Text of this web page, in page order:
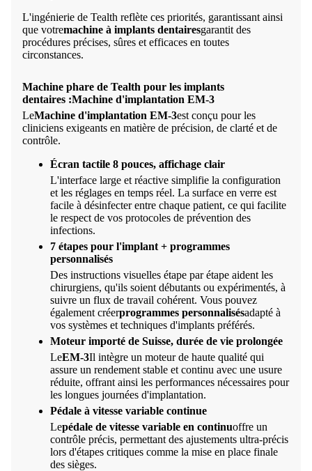
L'ingénierie de Tealth reflète ces priorités, garantissant ainsi
que votremachine à implants dentairesgarantit des
procédures précises, sûres et efficaces en toutes
circonstances.
Machine phare de Tealth pour les implants
dentaires :Machine d'implantation EM-3
LeMachine d'implantation EM-3est conçu pour les
cliniciens exigeants en matière de précision, de clarté et de
contrôle.
Écran tactile 8 pouces, affichage clair
L'interface large et réactive simplifie la configuration
et les réglages en temps réel. La surface en verre est
facile à désinfecter entre chaque patient, ce qui facilite
le respect de vos protocoles de prévention des
infections.
7 étapes pour l'implant + programmes
personnalisés
Des instructions visuelles étape par étape aident les
chirurgiens, qu'ils soient débutants ou expérimentés, à
suivre un flux de travail cohérent. Vous pouvez
également créerprogrammes personnalisésadapté à
vos systèmes et techniques d'implants préférés.
Moteur importé de Suisse, durée de vie prolongée
LeEM-3Il intègre un moteur de haute qualité qui
assure un rendement stable et continu avec une usure
réduite, offrant ainsi les performances nécessaires pour
les longues journées d'implantation.
Pédale à vitesse variable continue
Lepédale de vitesse variable en continuoffre un
contrôle précis, permettant des ajustements ultra-précis
lors d'étapes critiques comme la mise en place finale
des sièges.